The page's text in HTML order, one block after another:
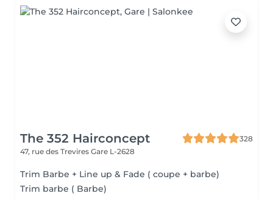
The 352 Hairconcept
328
47, rue des Trevires Gare L-2628
Trim Barbe + Line up & Fade ( coupe + barbe)
Trim barbe ( Barbe)